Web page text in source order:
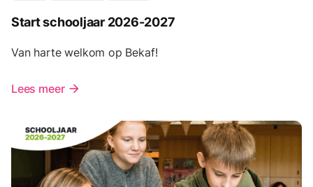
Start schooljaar 2026-2027
Van harte welkom op Bekaf!
Lees meer arrow_forward